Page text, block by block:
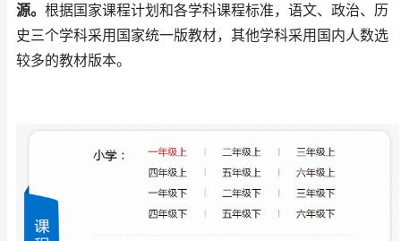
源。 根据国家课程计划和各学科课程标准，语文、政治、历
史三个学科采用国家统一版教材，其他学科采用国内人数选
较多的教材版本。